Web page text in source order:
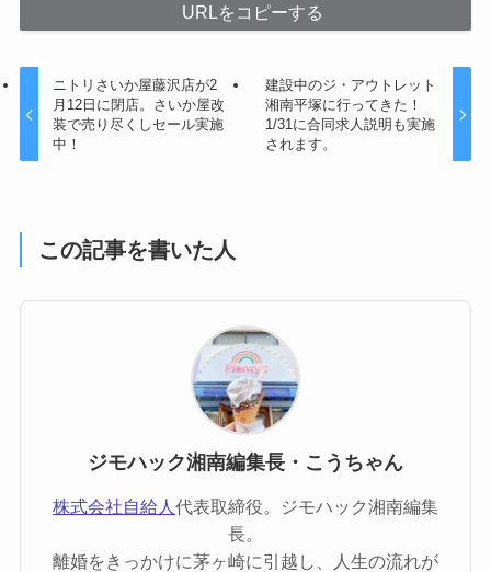
URLをコピーする
ニトリさいか屋藤沢店が2
月12日に閉店。さいか屋改
装で売り尽くしセール実施
中！
建設中のジ・アウトレット
湘南平塚に行ってきた！
1/31に合同求人説明も実施
されます。
この記事を書いた人
ジモハック湘南編集長・こうちゃん
株式会社自給人 代表取締役。ジモハック湘南編集
長。
離婚をきっかけに茅ヶ崎に引越し、人生の流れが